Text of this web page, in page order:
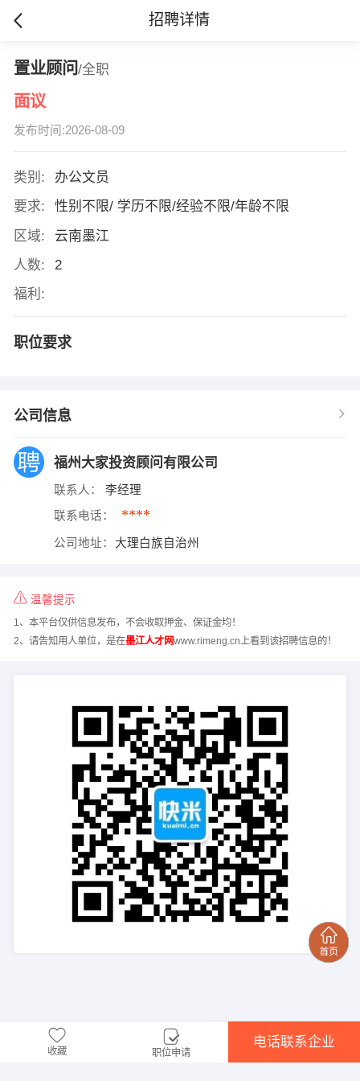
招聘详情
置业顾问/全职
面议
发布时间:2026-08-09
类别:
办公文员
要求:
性别不限/ 学历不限/经验不限/年龄不限
区域:
云南墨江
人数:
2
福利:
职位要求
公司信息
福州大家投资顾问有限公司
联系人： 李经理
联系电话： ****
公司地址： 大理白族自治州
温馨提示
1、本平台仅供信息发布，不会收取押金、保证金均！
2、请告知用人单位，是在墨江人才网www.rimeng.cn上看到该招聘信息的！
收藏 职位申请
电话联系企业